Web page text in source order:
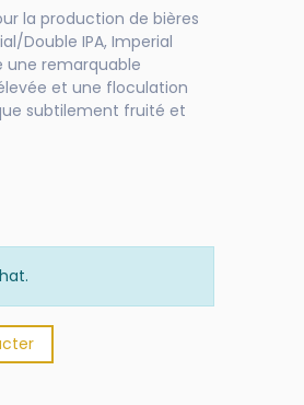
la production de bières
Double IPA, Imperial
une remarquable
et une floculation
subtilement fruité et